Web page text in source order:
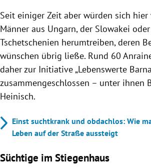
Seit einiger Zeit aber würden sich
Männer aus Ungarn, der Slowakei oder
Tschetschenien herumtreiben, deren
wünschen übrig ließe. Rund 60
daher zur Initiative „Lebenswerte
zusammengeschlossen – unter ihnen
Heinisch.
Einst suchtkrank und obdachlos: Wie
Leben auf der Straße aussteigt
Süchtige im Stiegenhaus